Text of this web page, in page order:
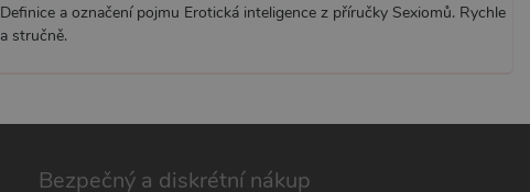
Definice a označení pojmu Erotická inteligence z příručky Sexiomů. Rychle
a stručně.
Bezpečný a diskrétní nákup